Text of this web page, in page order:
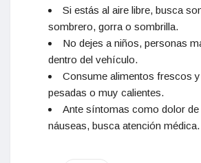
Si estás al aire libre, busca
sombrero, gorra o sombrilla.
No dejes a niños, personas
dentro del vehículo.
Consume alimentos frescos
pesadas o muy calientes.
Ante síntomas como dolor
náuseas, busca atención médica.